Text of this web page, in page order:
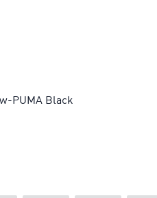
PUMA Black